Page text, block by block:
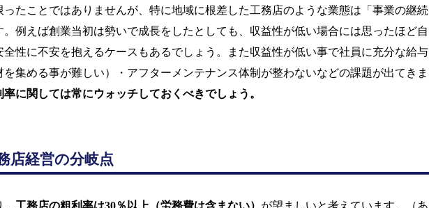
たことではありませんが、特に地域に根差した工務店のような業態は「事業の継続
例えば創業当初は勢いで成長をしたとしても、収益性が低い場合には思ったほど自
全性に不安を抱えるケースもあるでしょう。また収益性が低い事で社員に充分な給与
集める事が難しい）・アフターメンテナンス体制が整わないなどの課題が出てきま
率に関しては常にウォッチしておくべきでしょう。
店経営の分岐点